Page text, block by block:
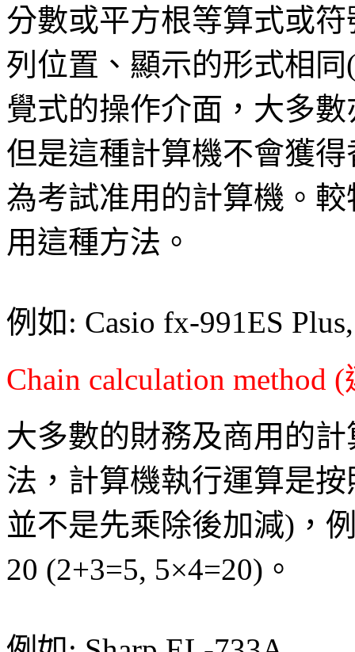
分數或平方根等算式或
列位置、顯示的形式相
覺式的操作介面，大多
但是這種計算機不會獲
為考試准用的計算機。
用這種方法。
例如: Casio fx-991ES
Chain calculation method
大多數的財務及商用的
法，計算機執行運算是
並不是先乘除後加減)，
20 (2+3=5, 5×4=20)。